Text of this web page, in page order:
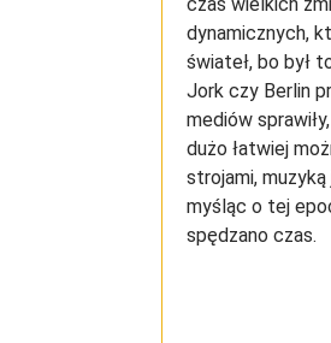
dynamicznych,
świateł, bo był
Jork czy Berlin
mediów
dużo łatwiej
strojami,
myśląc o tej
spędzano czas.